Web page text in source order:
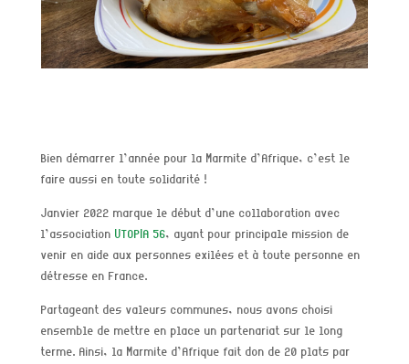
Bien démarrer l’année pour la Marmite d’Afrique, c’est le
faire aussi en toute solidarité !
Janvier 2022 marque le début d’une collaboration avec
l’association UTOPIA 56, ayant pour principale mission de
venir en aide aux personnes exilées et à toute personne en
détresse en France.
Partageant des valeurs communes, nous avons choisi
ensemble de mettre en place un partenariat sur le long
terme. Ainsi, la Marmite d’Afrique fait don de 20 plats par